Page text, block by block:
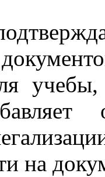
на